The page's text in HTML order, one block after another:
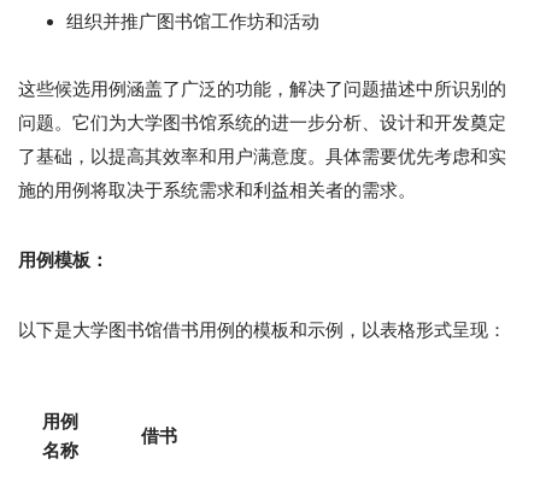
组织并推广图书馆工作坊和活动
这些候选用例涵盖了广泛的功能，解决了问题描述中所识别的
问题。它们为大学图书馆系统的进一步分析、设计和开发奠定
了基础，以提高其效率和用户满意度。具体需要优先考虑和实
施的用例将取决于系统需求和利益相关者的需求。
用例模板：
以下是大学图书馆借书用例的模板和示例，以表格形式呈现：
用例
名称
借书